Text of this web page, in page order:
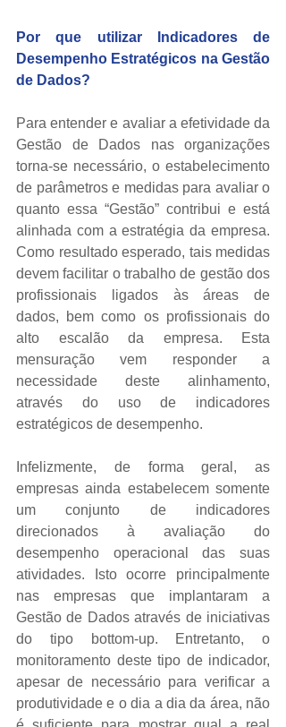
Por que utilizar Indicadores de
Desempenho Estratégicos na Gestão
de Dados?
Para entender e avaliar a efetividade da
Gestão de Dados nas organizações
torna-se necessário, o estabelecimento
de parâmetros e medidas para avaliar o
quanto essa “Gestão” contribui e está
alinhada com a estratégia da empresa.
Como resultado esperado, tais medidas
devem facilitar o trabalho de gestão dos
profissionais ligados às áreas de
dados, bem como os profissionais do
alto escalão da empresa. Esta
mensuração vem responder a
necessidade deste alinhamento,
através do uso de indicadores
estratégicos de desempenho.
Infelizmente, de forma geral, as
empresas ainda estabelecem somente
um conjunto de indicadores
direcionados à avaliação do
desempenho operacional das suas
atividades. Isto ocorre principalmente
nas empresas que implantaram a
Gestão de Dados através de iniciativas
do tipo bottom-up. Entretanto, o
monitoramento deste tipo de indicador,
apesar de necessário para verificar a
produtividade e o dia a dia da área, não